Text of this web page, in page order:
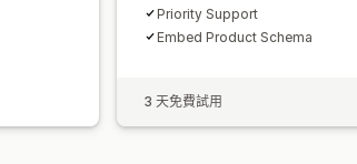
Priority Support
Embed Product Schema
3 天免費試用